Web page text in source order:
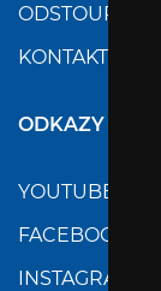
ODSTOUPENÍ
KONTAKTY
ODKAZY
YOUTUBE
FACEBOOK
INSTAGRAM